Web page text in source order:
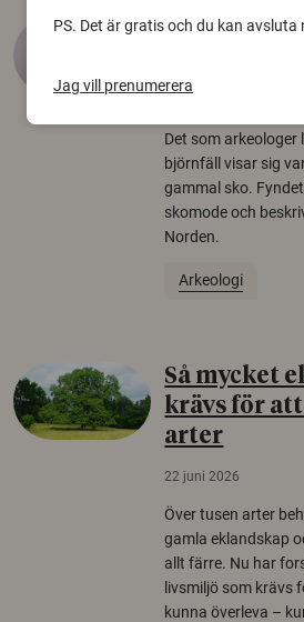
Gammalt
Det som arkeologer
björnfäll visar sig
gammal sko.
skomode och
Norden.
Arkeologi
Så mycket
krävs för
arter
22 juni 2026
Över tusen arter
gamla eklandskap
allt färre. Nu har
livsmiljö som krävs
kunna överleva –
PS. Det är gratis och du kan avsluta
Jag vill prenumerera